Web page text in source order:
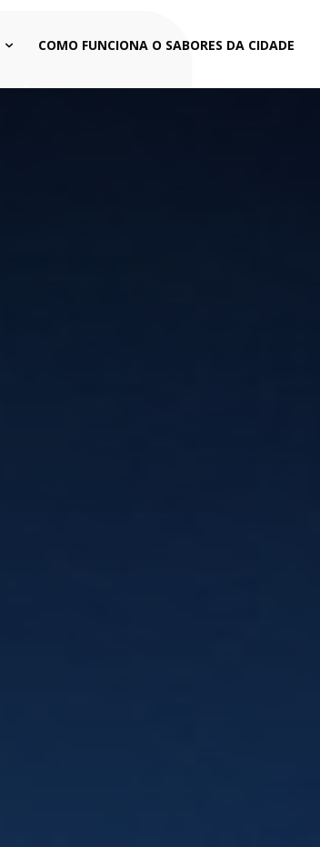
COMO FUNCIONA O SABORES DA CIDADE